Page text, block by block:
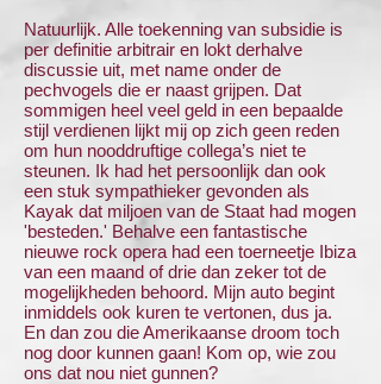
Natuurlijk. Alle toekenning van subsidie is
per definitie arbitrair en lokt derhalve
discussie uit, met name onder de
pechvogels die er naast grijpen. Dat
sommigen heel veel geld in een bepaalde
stijl verdienen lijkt mij op zich geen reden
om hun nooddruftige collega’s niet te
steunen. Ik had het persoonlijk dan ook
een stuk sympathieker gevonden als
Kayak dat miljoen van de Staat had mogen
'besteden.' Behalve een fantastische
nieuwe rock opera had een toerneetje Ibiza
van een maand of drie dan zeker tot de
mogelijkheden behoord. Mijn auto begint
inmiddels ook kuren te vertonen, dus ja.
En dan zou die Amerikaanse droom toch
nog door kunnen gaan! Kom op, wie zou
ons dat nou niet gunnen?